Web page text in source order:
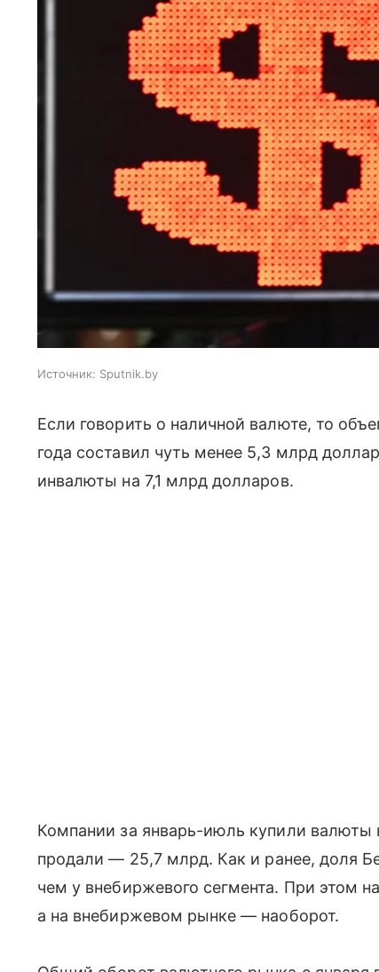
Источник: Sputnik.by
Если говорить о наличной валюте, то
года составил чуть менее 5,3 млрд
инвалюты на 7,1 млрд долларов.
Компании за январь-июль купили
продали — 25,7 млрд. Как и ранее, доля
чем у внебиржевого сегмента. При этом
а на внебиржевом рынке — наоборот.